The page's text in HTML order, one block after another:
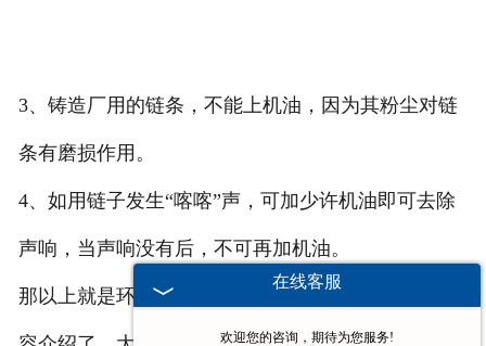
3、铸造厂用的链条，不能上机油，因为其粉尘对链
条有磨损作用。
4、如用链子发生“喀喀”声，可加少许机油即可去除
声响，当声响没有后，不可再加机油。
那以上就是环链电动葫芦的链条在保养方面的一些内
在线客服
欢迎您的咨询，期待为您服务!